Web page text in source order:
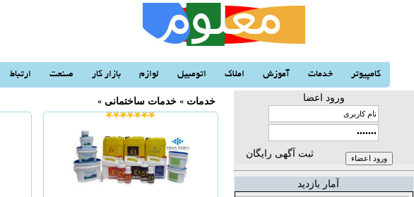
کامپیوتر خدمات آموزش املاک اتومبیل لوازم بازار کار صنعت ارتباط
خدمات « خدمات ساختمانی « ورود اعضا
ثبت آگهی رایگان
آمار بازدید